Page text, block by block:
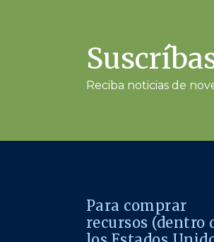
Reciba noticias de
Para comprar
recursos (dentro